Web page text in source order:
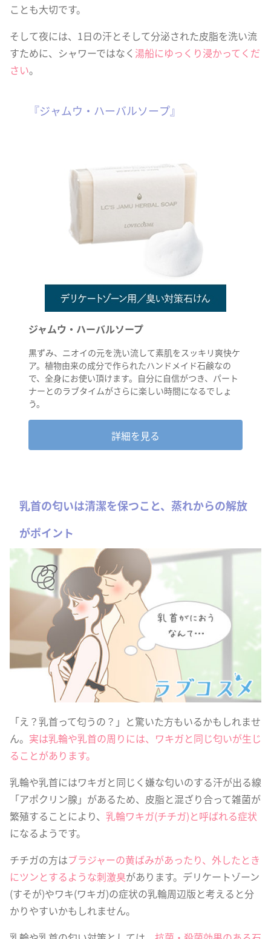
ことも大切です。
そして夜には、1日の汗とそして分泌された皮脂を洗い流
すために、シャワーではなく 湯船にゆっくり浸かってくだ
さい。
『ジャムウ・ハーバルソープ』
ジャムウ・ハーバルソープ
黒ずみ、ニオイの元を洗い流して素肌をスッキリ爽快ケ
ア。植物由来の成分で作られたハンドメイド石鹸なの
で、全身にお使い頂けます。自分に自信がつき、パート
ナーとのラブタイムがさらに楽しい時間になるでしょ
う。
詳細を見る
乳首の匂いは清潔を保つこと、蒸れからの解放
がポイント
「え？乳首って匂うの？」と驚いた方もいるかもしれませ
ん。 実は乳輪や乳首の周りには、ワキガと同じ匂いが生じ
ることがあります。
乳輪や乳首にはワキガと同じく嫌な匂いのする汗が出る線
「アポクリン腺」があるため、皮脂と混ざり合って雑菌が
繁殖することにより、 乳輪ワキガ(チチガ)と呼ばれる症状
になるようです。
チチガの方はブラジャーの黄ばみがあったり、外したとき
にツンとするような刺激臭があります。デリケートゾーン
(すそが)やワキ(ワキガ)の症状の乳輪周辺版と考えると分
かりやすいかもしれません。